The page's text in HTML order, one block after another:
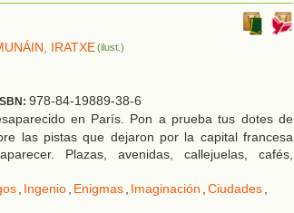
IRATXE(ilust.)
ISBN: 978-84-19889-38-6
en París. Pon a prueba tus dotes de
las pistas que dejaron por la capital francesa
Plazas, avenidas, callejuelas, cafés,
, Ingenio, Enigmas, Imaginación ,Ciudades,